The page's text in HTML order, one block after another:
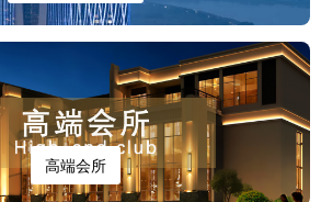
高端会所